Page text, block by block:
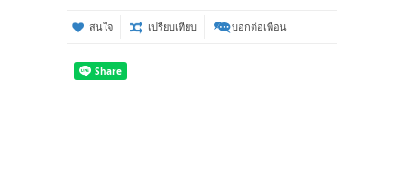
สนใจ เปรียบเทียบ บอกต่อเพื่อน